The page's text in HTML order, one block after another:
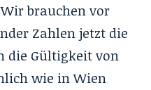
brauchen vor
Zahlen jetzt die
die Gültigkeit von
wie in Wien